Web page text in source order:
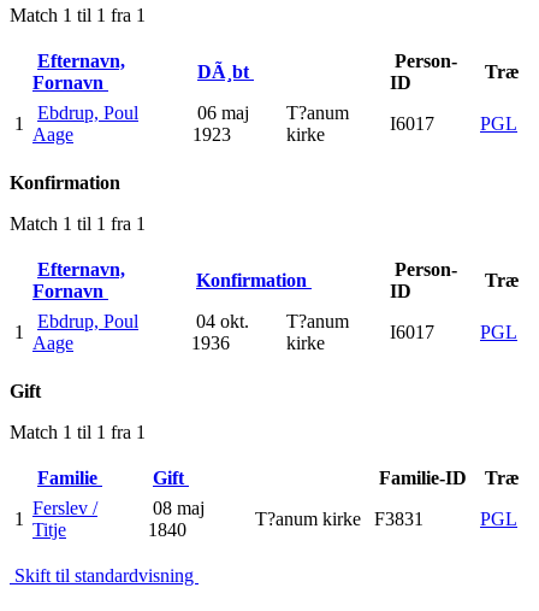
Match 1 til 1 fra 1
Efternavn,
Fornavn
DÃ¸bt
Person-
ID
Træ
1
Ebdrup, Poul
Aage
06 maj
1923
T?anum
kirke
I6017 PGL
Konfirmation
Match 1 til 1 fra 1
Efternavn,
Fornavn
Konfirmation
Person-
ID
Træ
1
Ebdrup, Poul
Aage
04 okt.
1936
T?anum
kirke
I6017 PGL
Gift
Match 1 til 1 fra 1
Familie Gift Familie-ID
Træ
1
Ferslev /
Titje
08 maj
1840
T?anum kirke F3831 PGL
Skift til standardvisning